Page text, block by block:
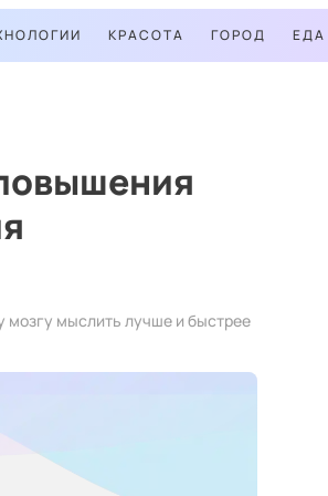
КРАСОТА ГОРОД ЕДА
мыслить лучше и быстрее